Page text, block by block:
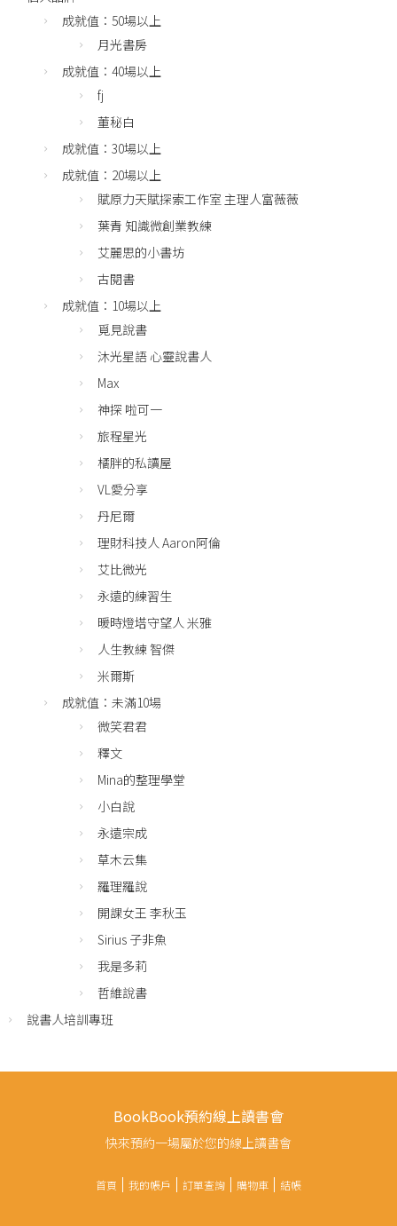
成就值：50場以上
月光書房
成就值：40場以上
fj
董秘白
成就值：30場以上
成就值：20場以上
賦原力天賦探索工作室 主理人富薇薇
葉青 知識微創業教練
艾麗思的小書坊
古閱書
成就值：10場以上
覓見說書
沐光星語 心靈說書人
Max
神探 啦可一
旅程星光
橘胖的私讀屋
VL愛分享
丹尼爾
理財科技人 Aaron阿倫
艾比微光
永遠的練習生
暖時燈塔守望人 米雅
人生教練 智傑
米爾斯
成就值：未滿10場
微笑君君
釋文
Mina的整理學堂
小白說
永遠宗成
草木云集
羅理羅說
開課女王 李秋玉
Sirius 子非魚
我是多莉
哲維說書
說書人培訓專班
BookBook預約線上讀書會
快來預約一場屬於您的線上讀書會
首頁 我的帳戶 訂單查詢 購物車 結帳